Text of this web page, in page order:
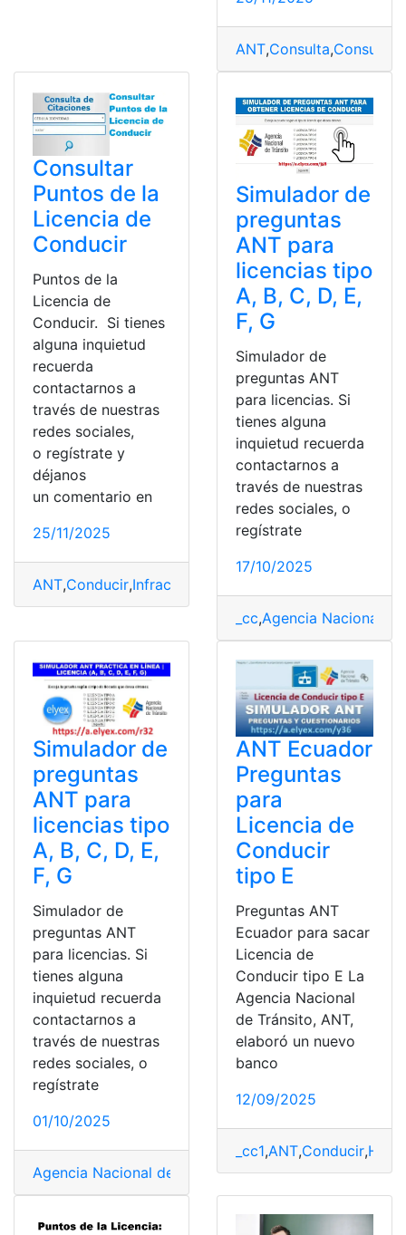
ANT,Consulta,Consulta
Consultar
Puntos de la
Licencia de
Conducir
Puntos de la
Licencia de
Conducir. Si tienes
alguna inquietud
recuerda
contactarnos a
través de nuestras
redes sociales,
o regístrate y
déjanos
un comentario en
25/11/2025
ANT,Conducir,Infracciones
Simulador de
preguntas
ANT para
licencias tipo
A, B, C, D, E,
F, G
Simulador de
preguntas ANT
para licencias. Si
tienes alguna
inquietud recuerda
contactarnos a
través de nuestras
redes sociales, o
regístrate
17/10/2025
_cc,Agencia Nacional
Simulador de
preguntas
ANT para
licencias tipo
A, B, C, D, E,
F, G
Simulador de
preguntas ANT
para licencias. Si
tienes alguna
inquietud recuerda
contactarnos a
través de nuestras
redes sociales, o
regístrate
01/10/2025
Agencia Nacional de Tránsito,ANT,Consultas,Ecuador
ANT Ecuador
Preguntas
para
Licencia de
Conducir
tipo E
Preguntas ANT
Ecuador para sacar
Licencia de
Conducir tipo E La
Agencia Nacional
de Tránsito, ANT,
elaboró un nuevo
banco
12/09/2025
_cc1,ANT,Conducir,